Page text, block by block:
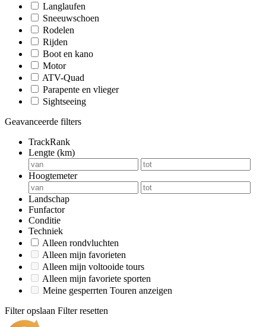
Langlaufen
Sneeuwschoen
Rodelen
Rijden
Boot en kano
Motor
ATV-Quad
Parapente en vlieger
Sightseeing
Geavanceerde filters
TrackRank
Lengte (km)
Hoogtemeter
Landschap
Funfactor
Conditie
Techniek
Alleen rondvluchten
Alleen mijn favorieten
Alleen mijn voltooide tours
Alleen mijn favoriete sporten
Meine gesperrten Touren anzeigen
Filter opslaan Filter resetten